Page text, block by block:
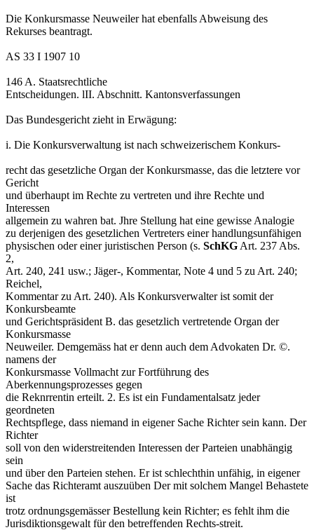
Die Konkursmasse Neuweiler hat ebenfalls Abweisung des
Rekurses beantragt.
AS 33 I 1907 10
146 A. Staatsrechtliche
Entscheidungen. lII. Abschnitt. Kantonsverfassungen
Das Bundesgericht zieht in Erwägung:
i. Die Konkursverwaltung ist nach schweizerischem Konkurs-
recht das gesetzliche Organ der Konkursmasse, das die letztere vor
Gericht
und überhaupt im Rechte zu vertreten und ihre Rechte und
Interessen
allgemein zu wahren bat. Jhre Stellung hat eine gewisse Analogie
zu derjenigen des gesetzlichen Vertreters einer handlungsunfähigen
physischen oder einer juristischen Person (s. SchKG Art. 237 Abs.
2,
Art. 240, 241 usw.; Jäger-, Kommentar, Note 4 und 5 zu Art. 240;
Reichel,
Kommentar zu Art. 240). Als Konkursverwalter ist somit der
Konkursbeamte
und Gerichtspräsident B. das gesetzlich vertretende Organ der
Konkursmasse
Neuweiler. Demgemäss hat er denn auch dem Advokaten Dr. ©.
namens der
Konkursmasse Vollmacht zur Fortführung des
Aberkennungsprozesses gegen
die Reknrrentin erteilt. 2. Es ist ein Fundamentalsatz jeder
geordneten
Rechtspflege, dass niemand in eigener Sache Richter sein kann. Der
Richter
soll von den widerstreitenden Interessen der Parteien unabhängig
sein
und über den Parteien stehen. Er ist schlechthin unfähig, in eigener
Sache das Richteramt auszuüben Der mit solchem Mangel Behastete
ist
trotz ordnungsgemässer Bestellung kein Richter; es fehlt ihm die
Jurisdiktionsgewalt für den betreffenden Rechts-streit.